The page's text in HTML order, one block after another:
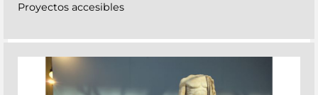
Proyectos accesibles